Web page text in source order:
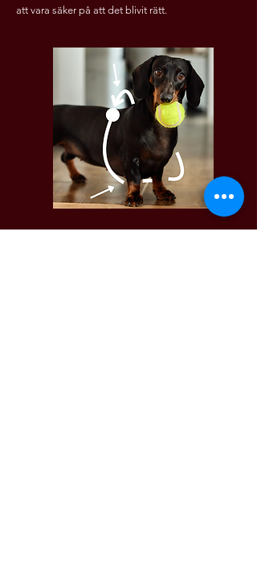
att vara säker på att det blivit rätt.